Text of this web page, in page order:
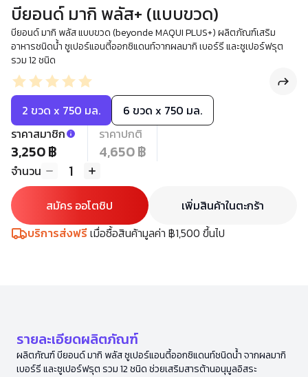
บียอนด์ มากิ พลัส+ (แบบขวด)
บียอนด์ มากิ พลัส แบบขวด (beyonde MAQUI PLUS+) ผลิตภัณฑ์เสริม
อาหารชนิดน้ำ ซูเปอร์แอนตี้ออกซิแดนท์จากผลมากิ เบอร์รี และซูเปอร์ฟรุต
รวม 12 ชนิด
2 ขวด x 750 มล.
6 ขวด x 750 มล.
ราคาสมาชิก
3,250 ฿
ราคาปกติ
4,650 ฿
จำนวน 1
สมัคร ออโตชิป
เพิ่มสินค้าในตะกร้า
บริการส่งฟรีเมื่อซื้อสินค้ามูลค่า ฿1,500 ขึ้นไป
รายละเอียดผลิตภัณฑ์
ผลิตภัณฑ์ บียอนด์ มากิ พลัส ซูเปอร์แอนตี้ออกซิแดนท์ชนิดน้ำ จากผลมากิ
เบอร์รี และซูเปอร์ฟรุต รวม 12 ชนิด ช่วยเสริมสารต้านอนุมูลอิสระ